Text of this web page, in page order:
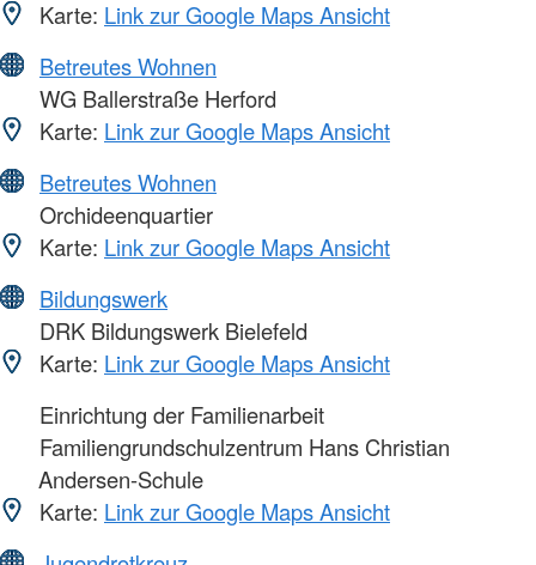
Karte: Link zur Google Maps Ansicht
Betreutes Wohnen
WG Ballerstraße Herford
Karte: Link zur Google Maps Ansicht
Betreutes Wohnen
Orchideenquartier
Karte: Link zur Google Maps Ansicht
Bildungswerk
DRK Bildungswerk Bielefeld
Karte: Link zur Google Maps Ansicht
Einrichtung der Familienarbeit
Familiengrundschulzentrum Hans Christian
Andersen-Schule
Karte: Link zur Google Maps Ansicht